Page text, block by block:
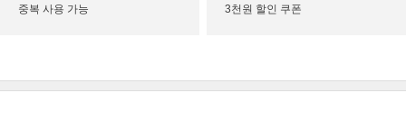
중복 사용 가능
3천원 할인 쿠폰